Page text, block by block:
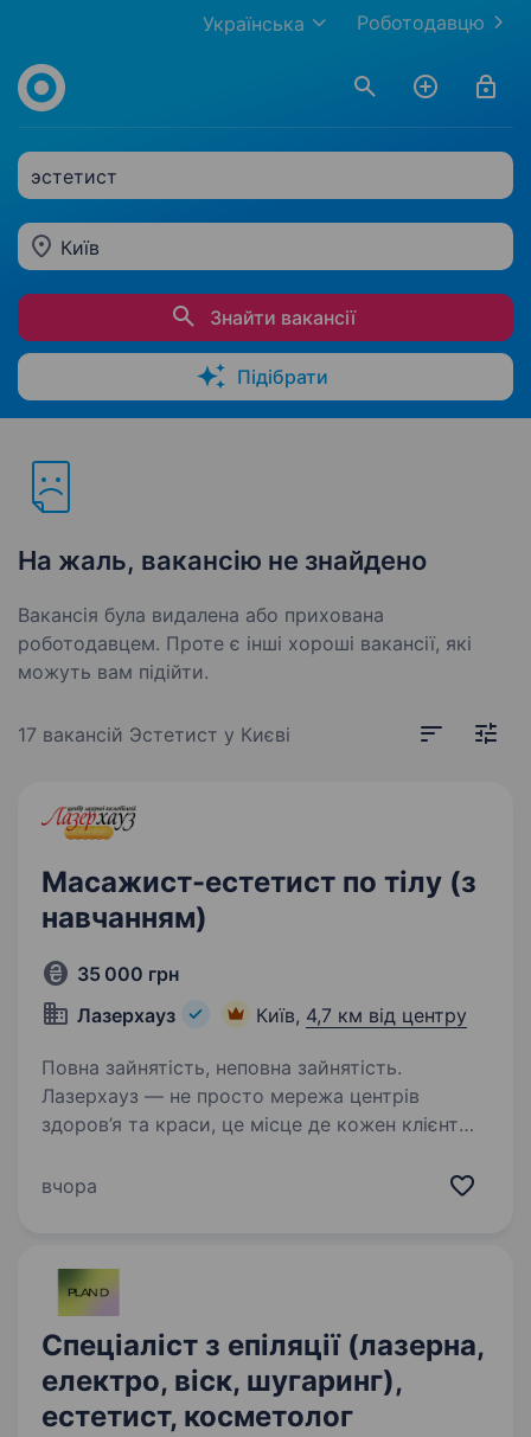
Роботодавцю
Українська
эстетист
Київ
Знайти вакансії
Підібрати
На жаль, вакансію не знайдено
Вакансія була видалена або прихована
роботодавцем. Проте є інші хороші вакансії, які
можуть вам підійти.
17 вакансій Эстетист у Києві
Масажист-естетист по тілу (з
навчанням)
35 000 грн
Лазерхауз
Київ, 4,7 км від центру
Повна зайнятість, неповна зайнятість.
Лазерхауз — не просто мережа центрів
здоров’я та краси, це місце де кожен клієнт
а кожен співробітник — можливість для
вчора
Спеціаліст з епіляції (лазерна,
електро, віск, шугаринг),
естетист, косметолог